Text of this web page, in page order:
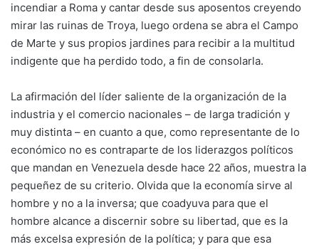
incendiar a Roma y cantar desde sus aposentos creyendo
mirar las ruinas de Troya, luego ordena se abra el Campo
de Marte y sus propios jardines para recibir a la multitud
indigente que ha perdido todo, a fin de consolarla.
La afirmación del líder saliente de la organización de la
industria y el comercio nacionales – de larga tradición y
muy distinta – en cuanto a que, como representante de lo
económico no es contraparte de los liderazgos políticos
que mandan en Venezuela desde hace 22 años, muestra la
pequeñez de su criterio. Olvida que la economía sirve al
hombre y no a la inversa; que coadyuva para que el
hombre alcance a discernir sobre su libertad, que es la
más excelsa expresión de la política; y para que esa